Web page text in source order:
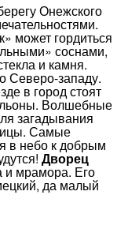
Онежского
может гордиться
соснами,
и камня.
Северо-западу.
в город стоят
Волшебные
загадывания
Самые
в небо к добрым
Дворец
и мрамора. Его
да малый